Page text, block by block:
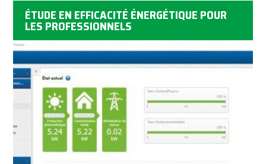
ÉTUDE EN EFFICACITÉ ÉNERGÉTIQUE POUR
LES PROFESSIONNELS